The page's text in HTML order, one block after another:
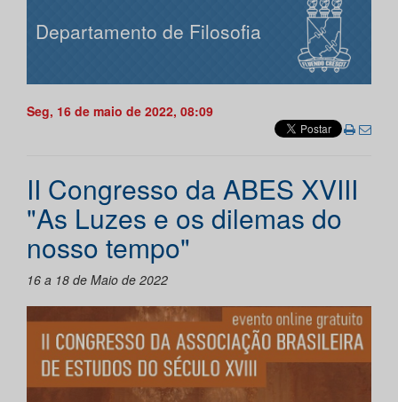
Departamento de Filosofia
Seg, 16 de maio de 2022, 08:09
II Congresso da ABES XVIII
"As Luzes e os dilemas do
nosso tempo"
16 a 18 de Maio de 2022